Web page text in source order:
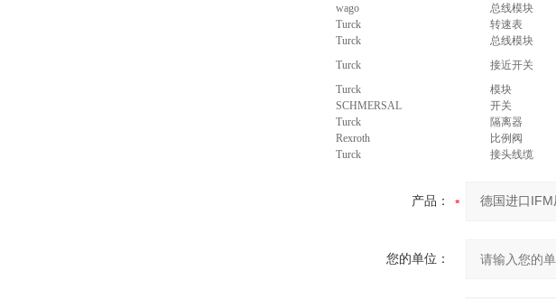
wago
总线模块
Turck
转速表
Turck
总线模块
Turck
接近开关
Turck
模块
SCHMERSAL
开关
Turck
隔离器
Rexroth
比例阀
Turck
接头线缆
产品：
您的单位：